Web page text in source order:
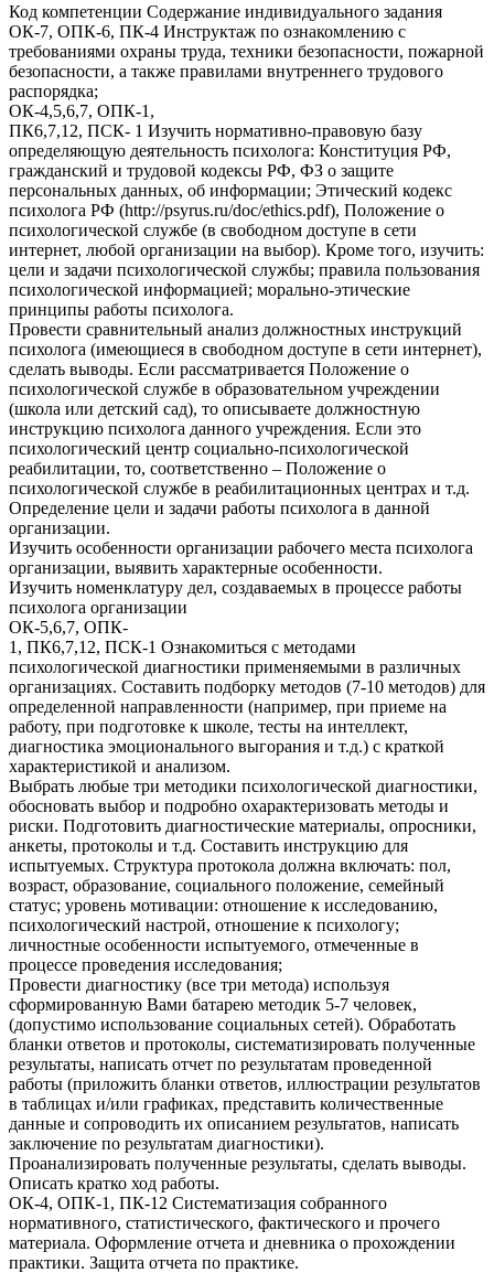
Код компетенции Содержание индивидуального задания
ОК-7, ОПК-6, ПК-4 Инструктаж по ознакомлению с
требованиями охраны труда, техники безопасности, пожарной
безопасности, а также правилами внутреннего трудового
распорядка;
ОК-4,5,6,7, ОПК-1,
ПК6,7,12, ПСК- 1 Изучить нормативно-правовую базу
определяющую деятельность психолога: Конституция РФ,
гражданский и трудовой кодексы РФ, ФЗ о защите
персональных данных, об информации; Этический кодекс
психолога РФ (http://psyrus.ru/doc/ethics.pdf), Положение о
психологической службе (в свободном доступе в сети
интернет, любой организации на выбор). Кроме того, изучить:
цели и задачи психологической службы; правила пользования
психологической информацией; морально-этические
принципы работы психолога.
Провести сравнительный анализ должностных инструкций
психолога (имеющиеся в свободном доступе в сети интернет),
сделать выводы. Если рассматривается Положение о
психологической службе в образовательном учреждении
(школа или детский сад), то описываете должностную
инструкцию психолога данного учреждения. Если это
психологический центр социально-психологической
реабилитации, то, соответственно – Положение о
психологической службе в реабилитационных центрах и т.д.
Определение цели и задачи работы психолога в данной
организации.
Изучить особенности организации рабочего места психолога
организации, выявить характерные особенности.
Изучить номенклатуру дел, создаваемых в процессе работы
психолога организации
ОК-5,6,7, ОПК-
1, ПК6,7,12, ПСК-1 Ознакомиться с методами
психологической диагностики применяемыми в различных
организациях. Составить подборку методов (7-10 методов) для
определенной направленности (например, при приеме на
работу, при подготовке к школе, тесты на интеллект,
диагностика эмоционального выгорания и т.д.) с краткой
характеристикой и анализом.
Выбрать любые три методики психологической диагностики,
обосновать выбор и подробно охарактеризовать методы и
риски. Подготовить диагностические материалы, опросники,
анкеты, протоколы и т.д. Составить инструкцию для
испытуемых. Структура протокола должна включать: пол,
возраст, образование, социального положение, семейный
статус; уровень мотивации: отношение к исследованию,
психологический настрой, отношение к психологу;
личностные особенности испытуемого, отмеченные в
процессе проведения исследования;
Провести диагностику (все три метода) используя
сформированную Вами батарею методик 5-7 человек,
(допустимо использование социальных сетей). Обработать
бланки ответов и протоколы, систематизировать полученные
результаты, написать отчет по результатам проведенной
работы (приложить бланки ответов, иллюстрации результатов
в таблицах и/или графиках, представить количественные
данные и сопроводить их описанием результатов, написать
заключение по результатам диагностики).
Проанализировать полученные результаты, сделать выводы.
Описать кратко ход работы.
ОК-4, ОПК-1, ПК-12 Систематизация собранного
нормативного, статистического, фактического и прочего
материала. Оформление отчета и дневника о прохождении
практики. Защита отчета по практике.